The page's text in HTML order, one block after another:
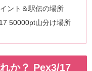
ント＆駅伝の場所
50000pt山分け場所
か？ Pex3/17